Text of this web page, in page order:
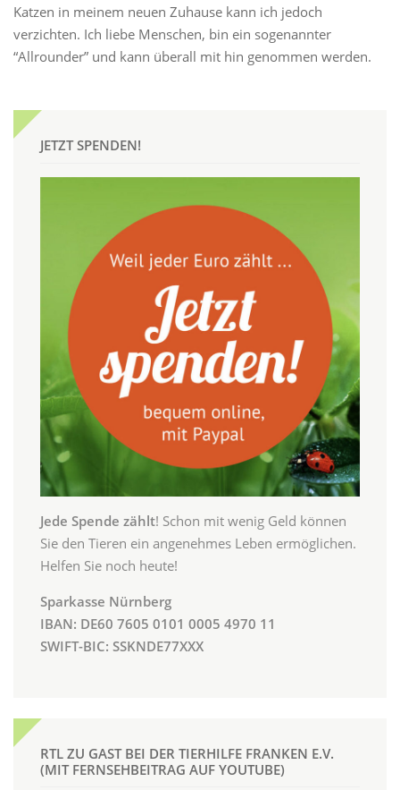
Katzen in meinem neuen Zuhause kann ich jedoch
verzichten. Ich liebe Menschen, bin ein sogenannter
“Allrounder” und kann überall mit hin genommen werden.
JETZT SPENDEN!
Jede Spende zählt! Schon mit wenig Geld können
Sie den Tieren ein angenehmes Leben ermöglichen.
Helfen Sie noch heute!
Sparkasse Nürnberg
IBAN: DE60 7605 0101 0005 4970 11
SWIFT-BIC: SSKNDE77XXX
RTL ZU GAST BEI DER TIERHILFE FRANKEN E.V.
(MIT FERNSEHBEITRAG AUF YOUTUBE)